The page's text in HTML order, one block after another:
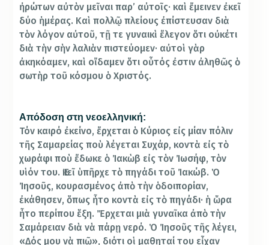
ἠρώτων αὐτὸν μεῖναι παρ’ αὐτοῖς· καὶ ἔμεινεν ἐκεῖ
δύο ἡμέρας. Καὶ πολλῷ πλείους ἐπίστευσαν διὰ
τὸν λόγον αὐτοῦ, τῇ τε γυναικὶ ἔλεγον ὅτι οὐκέτι
διὰ τὴν σὴν λαλιὰν πιστεύομεν· αὐτοὶ γὰρ
ἀκηκόαμεν, καὶ οἴδαμεν ὅτι οὗτός ἐστιν ἀληθῶς ὁ
σωτὴρ τοῦ κόσμου ὁ Χριστός.
Απόδοση στη νεοελληνική:
Τόν καιρό ἐκείνο, ἔρχεται ὁ Κύριος εἰς μίαν πόλιν
τῆς Σαμαρείας ποὺ λέγεται Συχάρ, κοντὰ εἰς τὸ
χωράφι ποὺ ἔδωκε ὁ Ἰακὼβ εἰς τὸν Ἰωσήφ, τὸν
υἱόν του. Ἐκεῖ ὑπῆρχε τὸ πηγάδι τοῦ Ἰακώβ. Ὁ
Ἰησοῦς, κουρασμένος ἀπὸ τὴν ὁδοιπορίαν,
ἐκάθησεν, ὅπως ἦτο κοντὰ εἰς τὸ πηγάδι· ἡ ὥρα
ἦτο περίπου ἕξη. Ἔρχεται μιὰ γυναῖκα ἀπὸ τὴν
Σαμάρειαν διὰ νὰ πάρῃ νερό. Ὁ Ἰησοῦς τῆς λέγει,
«Δός μου νὰ πιῶ», διότι οἱ μαθηταί του εἶχαν